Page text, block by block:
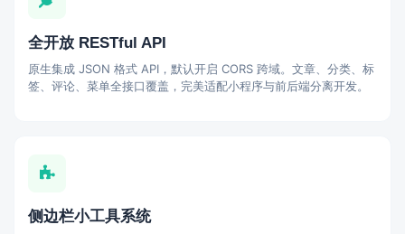
全开放 RESTful API
原生集成 JSON 格式 API，默认开启 CORS 跨域。文章、分类、标
签、评论、菜单全接口覆盖，完美适配小程序与前后端分离开发。
侧边栏小工具系统